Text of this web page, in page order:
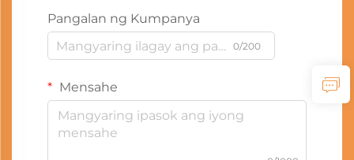
Pangalan ng Kumpanya
0/200
Mensahe